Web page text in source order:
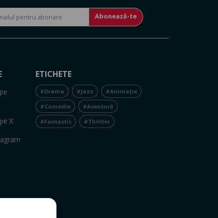
Abonează-te
X
ETICHETE
#Drama #Jazz #Animație
#Comedie #Aventură
#Fantastic #Thriller